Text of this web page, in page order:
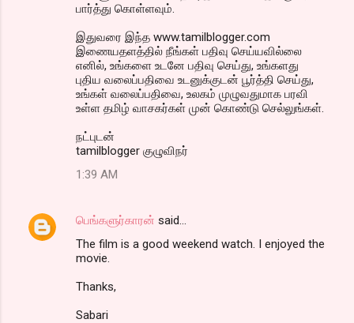
பார்த்து கொள்ளவும்.
இதுவரை இந்த www.tamilblogger.com
இணையதளத்தில் நீங்கள் பதிவு செய்யவில்லை
எனில், உங்களை உடனே பதிவு செய்து, உங்களது
புதிய வலைப்பதிவை உடனுக்குடன் பூர்த்தி செய்து,
உங்கள் வலைப்பதிவை, உலகம் முழுவதுமாக பரவி
உள்ள தமிழ் வாசகர்கள் முன் கொண்டு செல்லுங்கள்.
நட்புடன்
tamilblogger குழுவிநர்
1:39 AM
பெங்களுர்காரன் said…
The film is a good weekend watch. I enjoyed the
movie.
Thanks,
Sabari